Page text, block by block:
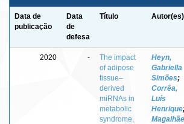
Data de
publicação
Data
de
defesa
Título Autor(es)
2020 -
The impact
of adipose
tissue–
derived
miRNAs in
metabolic
syndrome,
Heyn,
Gabriella
Simões;
Corrêa,
Luís
Henrique